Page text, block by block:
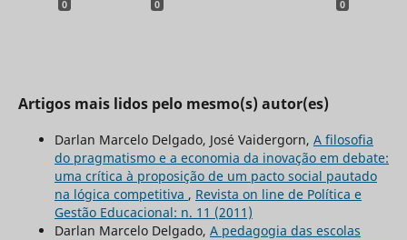
0 0 0
Artigos mais lidos pelo mesmo(s) autor(es)
Darlan Marcelo Delgado, José Vaidergorn, A filosofia
do pragmatismo e a economia da inovação em debate:
uma crítica à proposição de um pacto social pautado
na lógica competitiva , Revista on line de Política e
Gestão Educacional: n. 11 (2011)
Darlan Marcelo Delgado, A pedagogia das escolas